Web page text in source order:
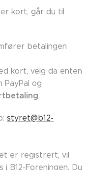
kort, går du til
betalingen
kort, velg da enten
PayPal og
.
styret@b12-
er registrert, vil
B12-Foreningen. Du